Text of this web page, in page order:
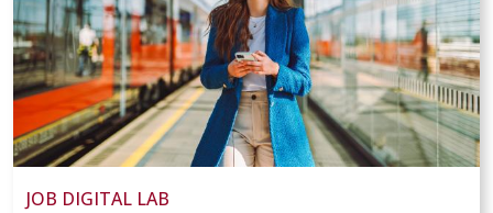
JOB DIGITAL LAB